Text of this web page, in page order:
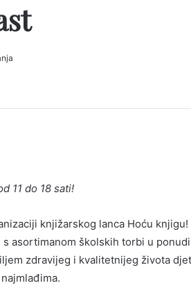
11 do 18 sati!
knjižarskog lanca Hoću
asortimanom školskih torbi u
zdravijeg i kvalitetnijeg života